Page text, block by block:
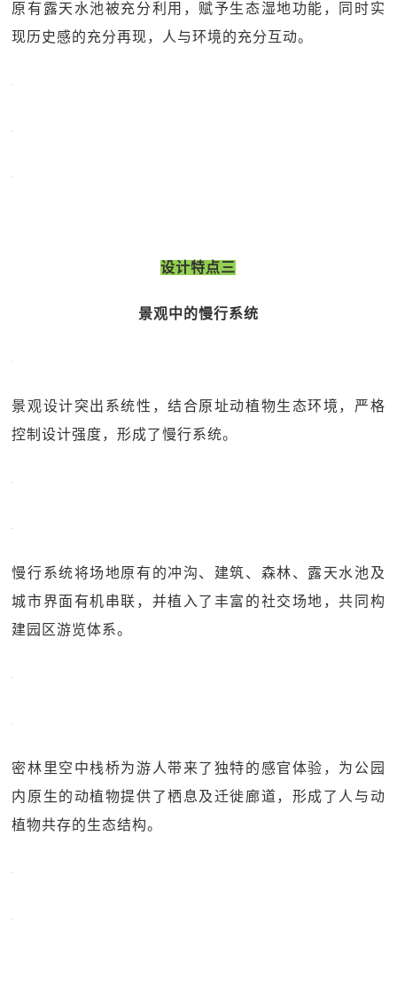
原有露天水池被充分利用，赋予生态湿地功能，同时实
现历史感的充分再现，人与环境的充分互动。
设计特点三
景观中的慢行系统
景观设计突出系统性，结合原址动植物生态环境，严格
控制设计强度，形成了慢行系统。
慢行系统将场地原有的冲沟、建筑、森林、露天水池及
城市界面有机串联，并植入了丰富的社交场地，共同构
建园区游览体系。
密林里空中栈桥为游人带来了独特的感官体验，为公园
内原生的动植物提供了栖息及迁徙廊道，形成了人与动
植物共存的生态结构。